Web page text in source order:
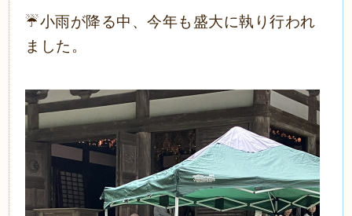
☔️小雨が降る中、今年も盛大に執り行われ
ました。